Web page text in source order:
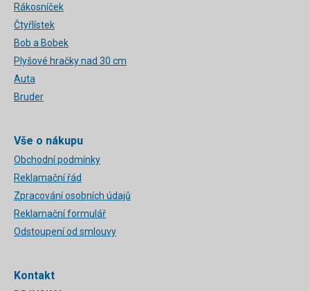
Rákosníček
Čtyřlístek
Bob a Bobek
Plyšové hračky nad 30 cm
Auta
Bruder
Vše o nákupu
Obchodní podmínky
Reklamační řád
Zpracování osobních údajů
Reklamační formulář
Odstoupení od smlouvy
Kontakt